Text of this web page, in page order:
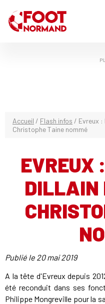
Accueil / Flash infos / Evreux :
Christophe Taine nommé
EVREUX
DILLAIN
Publié le 20 mai 2019
A la tête d'Evreux depuis
été reconduit dans ses
Philippe Mongreville pour la